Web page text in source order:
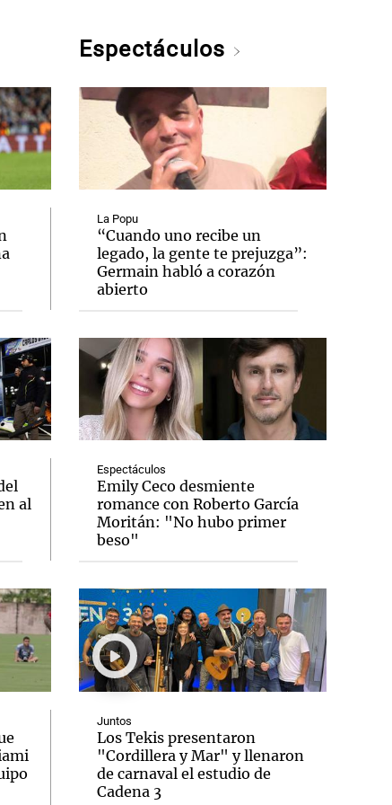
al
Espectáculos
La Popu
“Cuando uno recibe un
legado, la gente te prejuzga”:
Germain habló a corazón
abierto
Espectáculos
Emily Ceco desmiente
romance con Roberto García
Moritán: "No hubo primer
beso"
Juntos
Los Tekis presentaron
"Cordillera y Mar" y llenaron
de carnaval el estudio de
Cadena 3
Notas